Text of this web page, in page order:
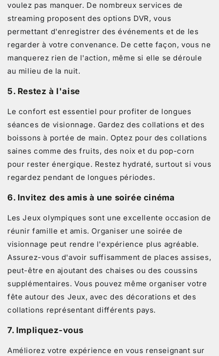
voulez pas manquer. De nombreux services de
streaming proposent des options DVR, vous
permettant d'enregistrer des événements et de les
regarder à votre convenance. De cette façon, vous ne
manquerez rien de l'action, même si elle se déroule
au milieu de la nuit.
5. Restez à l'aise
Le confort est essentiel pour profiter de longues
séances de visionnage. Gardez des collations et des
boissons à portée de main. Optez pour des collations
saines comme des fruits, des noix et du pop-corn
pour rester énergique. Restez hydraté, surtout si vous
regardez pendant de longues périodes.
6. Invitez des amis à une soirée cinéma
Les Jeux olympiques sont une excellente occasion de
réunir famille et amis. Organiser une soirée de
visionnage peut rendre l'expérience plus agréable.
Assurez-vous d'avoir suffisamment de places assises,
peut-être en ajoutant des chaises ou des coussins
supplémentaires. Vous pouvez même organiser votre
fête autour des Jeux, avec des décorations et des
collations représentant différents pays.
7. Impliquez-vous
Améliorez votre expérience en vous renseignant sur